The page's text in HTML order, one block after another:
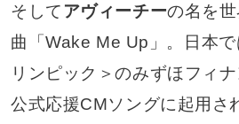
そして アヴィーチーの名を
曲「Wake Me Up」。日本
リンピック＞のみずほフィ
公式応援CMソングに起用さ